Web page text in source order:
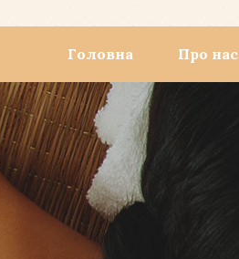
Головна Про нас